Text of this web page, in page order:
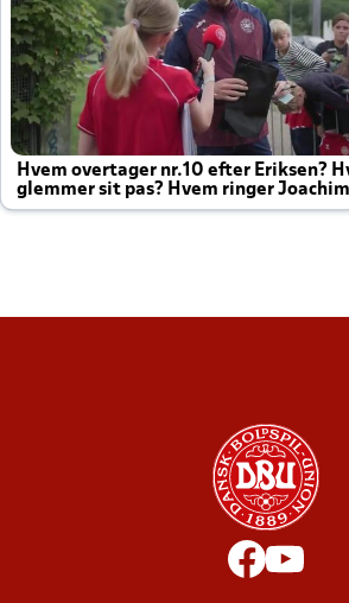
Hvem overtager nr.10 efter Eriksen?
glemmer sit pas? Hvem ringer Joachim
altid til efter kampe?